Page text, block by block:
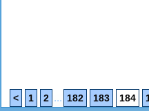
< 1 2 ... 182 183 184